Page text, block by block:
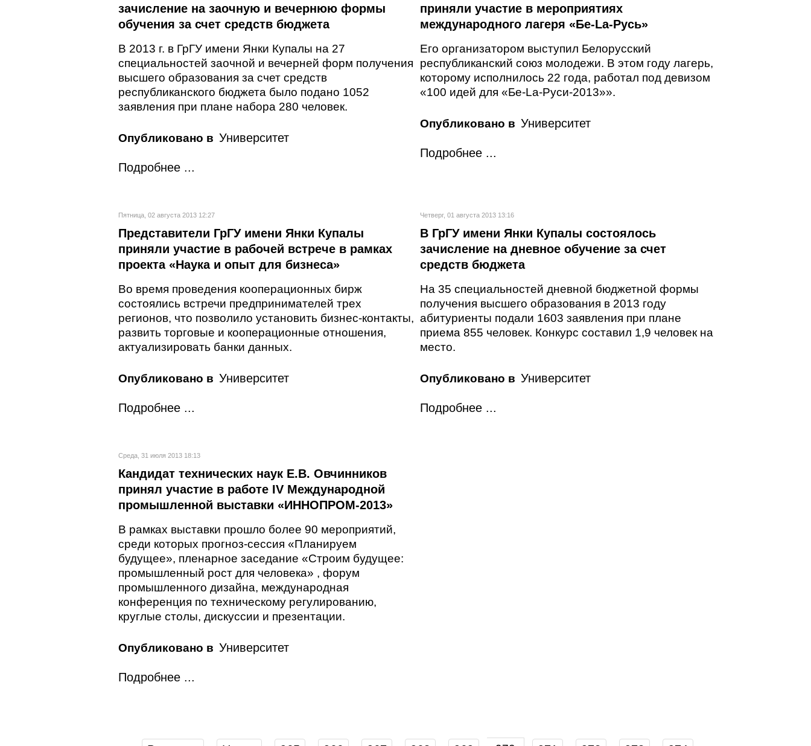
зачисление на заочную и вечернюю формы
обучения за счет средств бюджета
В 2013 г. в ГрГУ имени Янки Купалы на 27
специальностей заочной и вечерней форм получения
высшего образования за счет средств
республиканского бюджета было подано 1052
заявления при плане набора 280 человек.
Опубликовано в Университет
Подробнее ...
приняли участие в мероприятиях
международного лагеря «Бе-La-Русь»
Его организатором выступил Белорусский
республиканский союз молодежи. В этом году лагерь,
которому исполнилось 22 года, работал под девизом
«100 идей для «Бе-La-Руси-2013»».
Опубликовано в Университет
Подробнее ...
Пятница, 02 августа 2013 12:27
Представители ГрГУ имени Янки Купалы
приняли участие в рабочей встрече в рамках
проекта «Наука и опыт для бизнеса»
Во время проведения кооперационных бирж
состоялись встречи предпринимателей трех
регионов, что позволило установить бизнес-контакты,
развить торговые и кооперационные отношения,
актуализировать банки данных.
Опубликовано в Университет
Подробнее ...
Четверг, 01 августа 2013 13:16
В ГрГУ имени Янки Купалы состоялось
зачисление на дневное обучение за счет
средств бюджета
На 35 специальностей дневной бюджетной формы
получения высшего образования в 2013 году
абитуриенты подали 1603 заявления при плане
приема 855 человек. Конкурс составил 1,9 человек на
место.
Опубликовано в Университет
Подробнее ...
Среда, 31 июля 2013 18:13
Кандидат технических наук Е.В. Овчинников
принял участие в работе IV Международной
промышленной выставки «ИННОПРОМ-2013»
В рамках выставки прошло более 90 мероприятий,
среди которых прогноз-сессия «Планируем
будущее», пленарное заседание «Строим будущее:
промышленный рост для человека» , форум
промышленного дизайна, международная
конференция по техническому регулированию,
круглые столы, дискуссии и презентации.
Опубликовано в Университет
Подробнее ...